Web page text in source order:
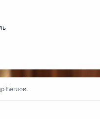
канцлером Германии
Беглов.